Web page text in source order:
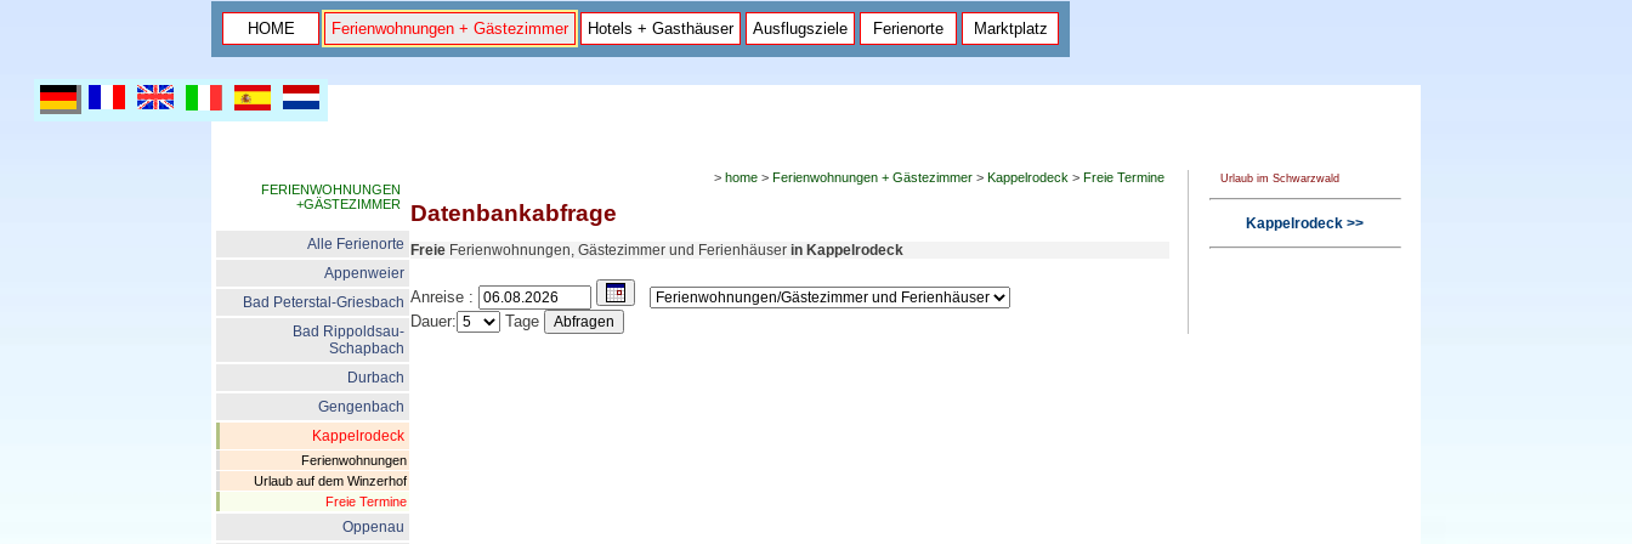
HOME Ferienwohnungen + Gästezimmer Hotels + Gasthäuser Ausflugsziele Ferienorte Marktplatz
FERIENWOHNUNGEN
+GÄSTEZIMMER
Alle Ferienorte
Appenweier
Bad Peterstal-Griesbach
Bad Rippoldsau-
Schapbach
Durbach
Gengenbach
Kappelrodeck
Ferienwohnungen
Urlaub auf dem Winzerhof
Freie Termine
Oppenau
> home> Ferienwohnungen + Gästezimmer> Kappelrodeck > Freie Termine
Datenbankabfrage
Freie Ferienwohnungen, Gästezimmer und Ferienhäuser in Kappelrodeck
Anreise :
Dauer:
Tage
Urlaub im Schwarzwald
Kappelrodeck >>